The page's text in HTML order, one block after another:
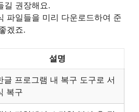
길 권장해요.
파일들을 미리 다운로드하여 준
겠죠.
설명
글 프로그램 내 복구 도구로 서
복구